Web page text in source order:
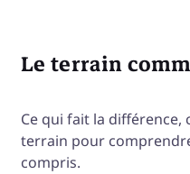
Le terrain
Ce qui fait la différence,
terrain pour comprendre
compris.